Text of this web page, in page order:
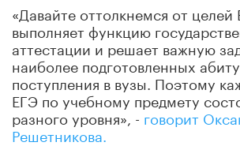
«Давайте оттолкнемся от
выполняет функцию
аттестации и решает важную
наиболее подготовленных
поступления в вузы. Поэтому
ЕГЭ по учебному предмету
разного уровня», -говорит
Решетникова.